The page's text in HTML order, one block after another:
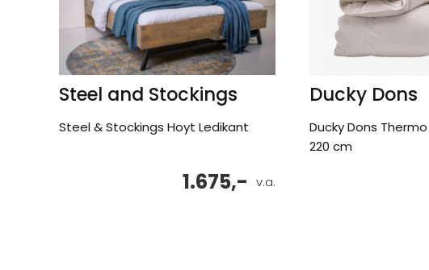
Steel and Stockings
Steel & Stockings Hoyt Ledikant
v.a.
1.675,-
Ducky Dons
Ducky Dons
220 cm